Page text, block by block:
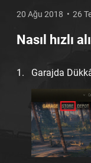
20 Ağu 2018 26
Nasıl hızlı
Garajda